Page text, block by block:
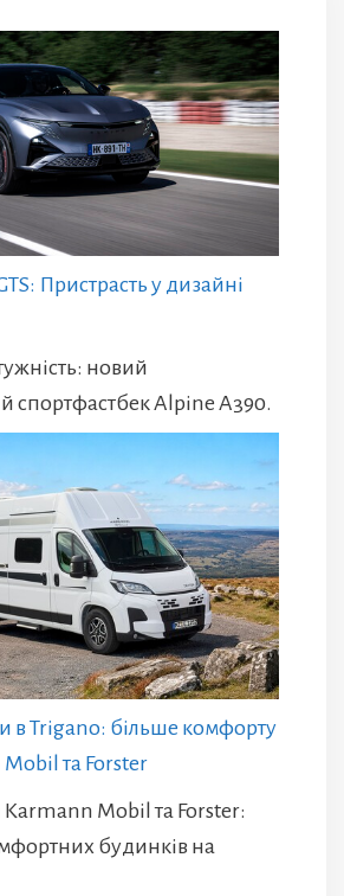
Пристрасть у дизайні
новий
спортфастбек Alpine A390.
в Trigano: більше комфорту
та Forster
Karmann Mobil та Forster:
будинків на